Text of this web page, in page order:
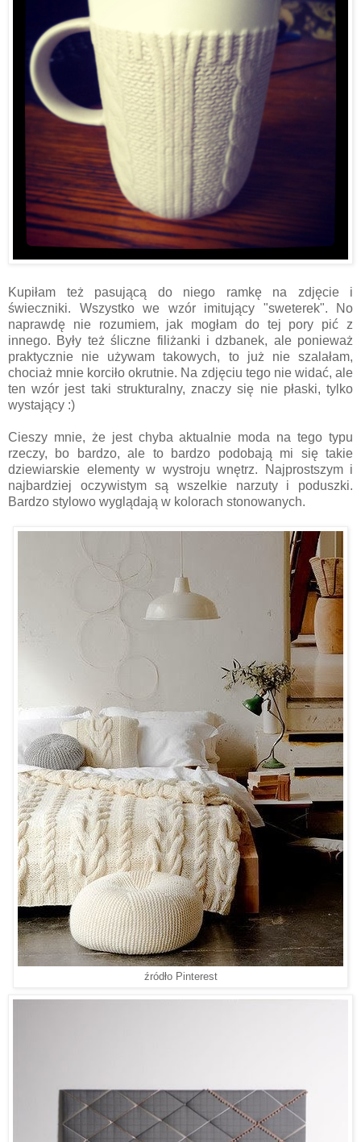
Kupiłam też pasującą do niego ramkę na zdjęcie i
świeczniki. Wszystko we wzór imitujący "sweterek". No
naprawdę nie rozumiem, jak mogłam do tej pory pić z
innego. Były też śliczne filiżanki i dzbanek, ale ponieważ
praktycznie nie używam takowych, to już nie szalałam,
chociaż mnie korciło okrutnie. Na zdjęciu tego nie widać, ale
ten wzór jest taki strukturalny, znaczy się nie płaski, tylko
wystający :)
Cieszy mnie, że jest chyba aktualnie moda na tego typu
rzeczy, bo bardzo, ale to bardzo podobają mi się takie
dziewiarskie elementy w wystroju wnętrz. Najprostszym i
najbardziej oczywistym są wszelkie narzuty i poduszki.
Bardzo stylowo wyglądają w kolorach stonowanych.
źródło Pinterest